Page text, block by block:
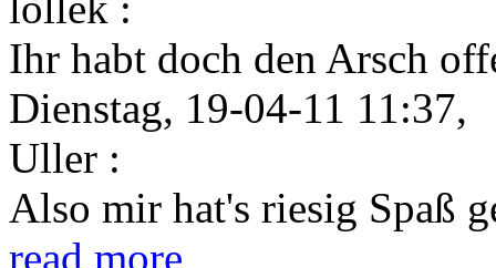
Ihr habt doch den Arsch
Dienstag, 19-04-11 11:37,
Uller :
Also mir hat's riesig Spaß
read more